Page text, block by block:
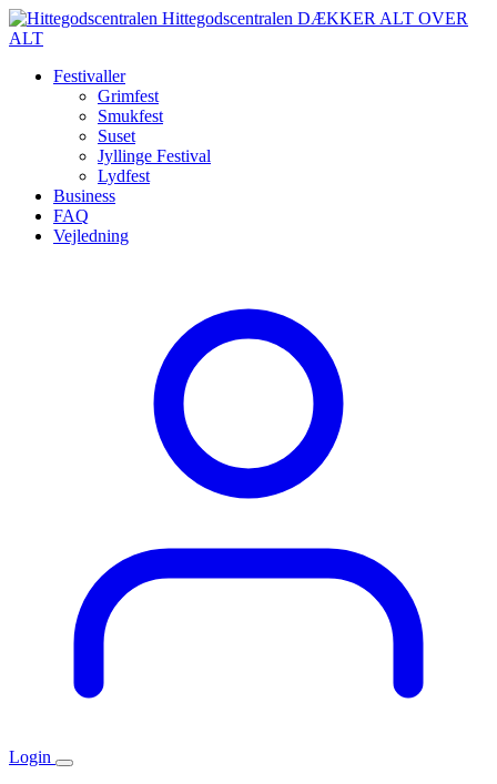
Spring
til
Hittegodscentralen DÆKKER ALT OVER
ALT
Festivaller
Grimfest
Smukfest
Suset
Jyllinge Festival
Lydfest
Business
FAQ
Vejledning
Login